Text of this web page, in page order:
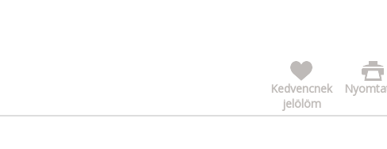
Kedvencnek
jelölöm